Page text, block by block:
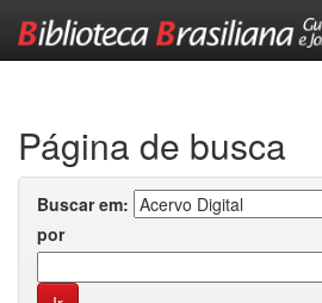
Página de busca
Buscar em:
por